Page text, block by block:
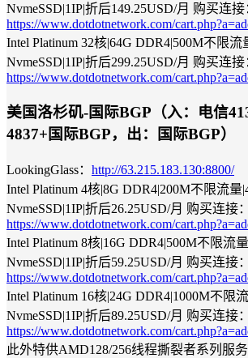
NvmeSSD|1IP|折后149.25USD/月 购买连接
https://www.dotdotnetwork.com/
Intel Platinum 32核|64G DDR4|500M不限流
NvmeSSD|1IP|折后299.25USD/月 购买连接
https://www.dotdotnetwork.com/
美国洛杉矶-国际BGP（入：电信
4837+国际BGP，出：国际BGP）
LookingGlass： http://63.215.183.130:8800/
Intel Platinum 4核|8G DDR4|200M不限流量
NvmeSSD|1IP|折后26.25USD/月 购买连接：
https://www.dotdotnetwork.com/
Intel Platinum 8核|16G DDR4|500M不限流
NvmeSSD|1IP|折后59.25USD/月 购买连接：
https://www.dotdotnetwork.com/
Intel Platinum 16核|24G DDR4|1000M不限
NvmeSSD|1IP|折后89.25USD/月 购买连接：
https://www.dotdotnetwork.com/
此外特供AMD128/256线程撕裂者系列服